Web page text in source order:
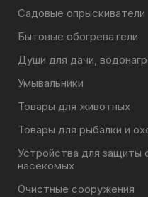
Садовые опрыскиватели
Бытовые обогреватели
Души для дачи,
Умывальники
Товары для животных
Товары для рыбалки и
Устройства для защиты
насекомых
Очистные сооружения